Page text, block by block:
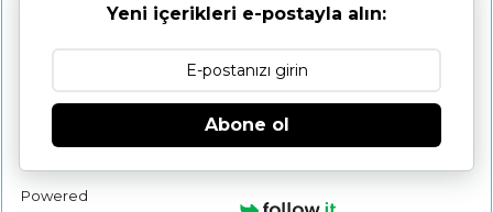
Yeni içerikleri e-postayla alın:
Abone ol
Powered